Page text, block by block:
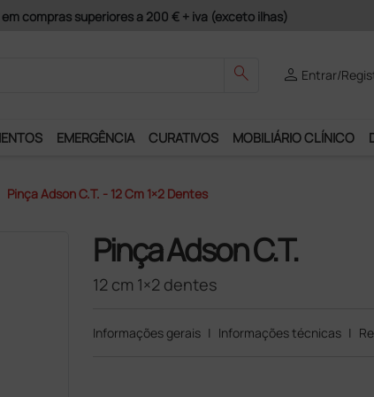
e Garantia de Satisfação!
search person Entrar/
EMERGÊNCIA CURATIVOS MOBILIÁRIO CLÍNICO
Pinça Adson C.T. - 12 Cm 1×2 Dentes
Pinça Adson C.T.
12 cm 1×2 dentes
Informações gerais | Informações técnicas |